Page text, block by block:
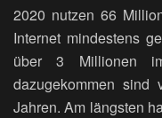
2020 nutzen 66
Internet mindestens
über 3 Millionen
dazugekommen
Jahren. Am längsten